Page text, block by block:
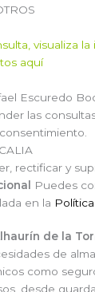
visualiza la
aquí
Escuredo
las
rectificar y
Puedes
en la
de la
de
como
desde